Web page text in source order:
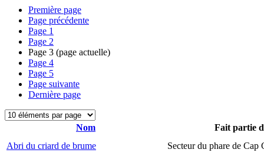
Première page
Page précédente
Page 1
Page 2
Page 3 (page actuelle)
Page 4
Page 5
Page suivante
Dernière page
Nom
Fait partie
Abri du criard de brume
Secteur du phare de Cap